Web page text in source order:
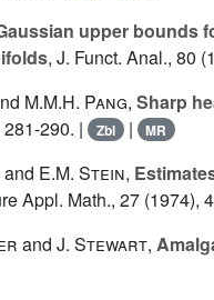
upper bounds
, J. Funct. Anal., 80
M.M.H. Pang, Sharp
290. |
Zbl | MR
and E.M. Stein,
Appl. Math., 27 (1974),
and J. Stewart,